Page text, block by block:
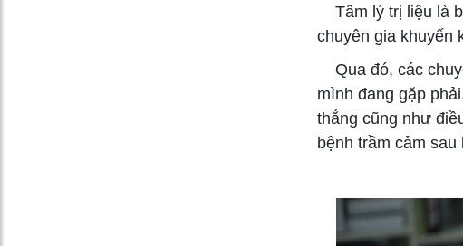
Tâm lý trị liệu là
chuyên gia khuyến
Qua đó, các
mình đang gặp
thẳng cũng như
bệnh trầm cảm sau